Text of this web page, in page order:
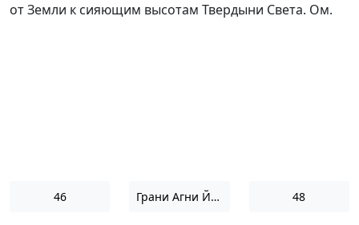
от Земли к сияющим высотам Твердыни Света. Ом.
46 Грани Агни Йоги 1954 48